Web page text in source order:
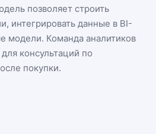
позволяет строить
интегрировать данные в BI-
модели. Команда аналитиков
консультаций по
покупки.